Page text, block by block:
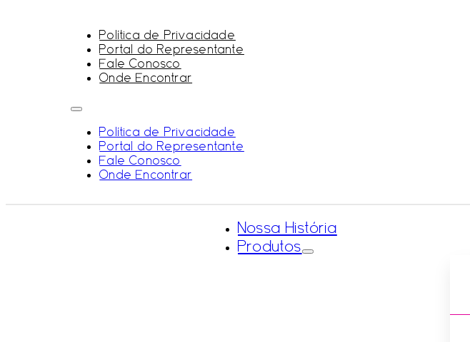
Política de Privacidade
Portal do Representante
Fale Conosco
Onde Encontrar
Política de Privacidade
Portal do Representante
Fale Conosco
Onde Encontrar
Nossa História
Produtos